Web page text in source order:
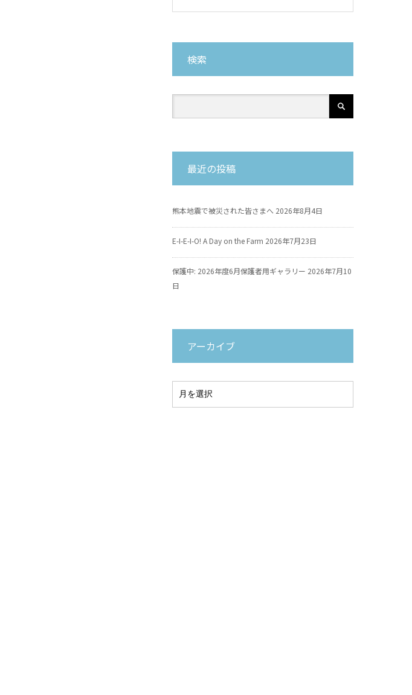
検索
最近の投稿
熊本地震で被災された皆さまへ 2026年8月4日
E-I-E-I-O! A Day on the Farm 2026年7月23日
保護中: 2026年度6月保護者用ギャラリー 2026年7月10
日
アーカイブ